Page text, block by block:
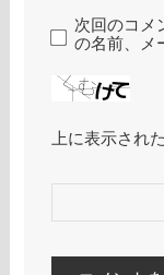
次回のコメ
の名前、メ
上に表示され